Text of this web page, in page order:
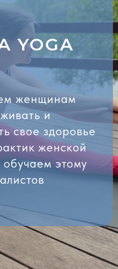
YOGA
женщинам
и
свое здоровье
женской
этому